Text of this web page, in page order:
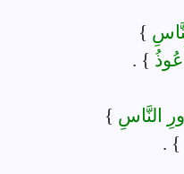
}
أَعُوذُ } .
النَّاسِ }
} .